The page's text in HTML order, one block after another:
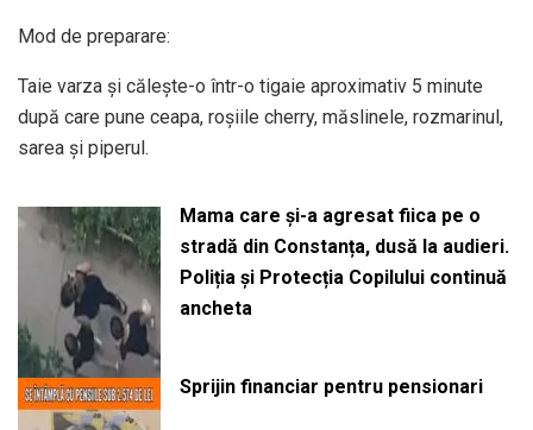
Mod de preparare:
Taie varza și călește-o într-o tigaie aproximativ 5 minute
după care pune ceapa, roșiile cherry, măslinele, rozmarinul,
sarea și piperul.
Mama care și-a agresat fiica pe o
stradă din Constanța, dusă la audieri.
Poliția și Protecția Copilului continuă
ancheta
Sprijin financiar pentru pensionari